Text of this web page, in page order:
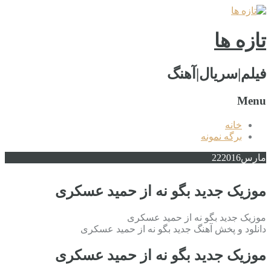
تازه ها
فیلم|سریال|آهنگ
Menu
خانه
برگه نمونه
مارس 222016
موزیک جدید بگو نه از حمید عسکری
موزیک جدید بگو نه از حمید عسکری
دانلود و پخش آهنگ جدید بگو نه از حمید عسکری
موزیک جدید بگو نه از حمید عسکری